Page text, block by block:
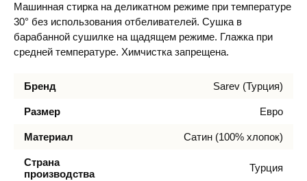
Машинная стирка на деликатном режиме при температуре
30° без использования отбеливателей. Сушка в
барабанной сушилке на щадящем режиме. Глажка при
средней температуре. Химчистка запрещена.
Бренд Sarev (Турция)
Размер Евро
Материал Сатин (100% хлопок)
Страна
производства
Турция